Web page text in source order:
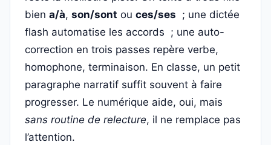
bien a/à, son/sont ou ces/ses ; une dictée
flash automatise les accords ; une auto-
correction en trois passes repère verbe,
homophone, terminaison. En classe, un petit
paragraphe narratif suffit souvent à faire
progresser. Le numérique aide, oui, mais
sans routine de relecture, il ne remplace pas
l’attention.